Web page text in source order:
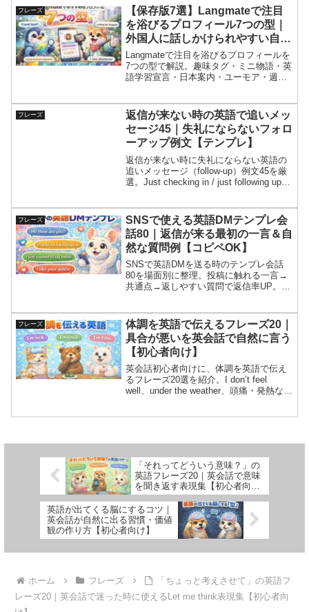
劇5本、会話を伸ばす質問、NG例、発音
（カタカナ＋アクセント）、1分音読つ
き。国際交流で返信が増える。
フレーズ
【保存版7選】Langmateで注目
を浴びるプロフィール7つの型｜
外国人に話しかけられやすい自己
紹介テンプレ
Langmateで注目を浴びるプロフィールを
7つの型で解説。趣味タグ・ミニ物語・英
語学習宣言・日本案内・ユーモア・週末
集、映画別会話劇4本で「話しかけやすい
自己紹介」の作り方がわかります。
フレーズ
返信が来ない時の英語で追いメッ
セージ45｜失礼にならないフォロ
ーアップ例文【テンプレ】
返信が来ない時に失礼にならない英語の
追いメッセージ（follow-up）例文45を厳
選。Just checking in / just following up /
げるコツ、会話劇、NG例、発音＆1分音
読つき。
フレーズ
SNSで使える英語DMテンプレ会
話80｜返信が来る最初の一言＆自
然な質問例【コピペOK】
SNSで英語DMを送る時のテンプレ会話
80を場面別に整理。投稿に触れる一言→
共通点→返しやすい質問で返信率UP。丁
き。国際交流で自然に会話を始めたい人
向け。
フレーズ
体調を英語で伝えるフレーズ20｜
具合が悪いを英会話で自然に言う
【初心者向け】
英会話初心者向けに、体調を英語で伝え
るフレーズ20選を紹介。I don’t feel
well、under the weather、頭痛・発熱など
「それってどういう意味？」の
英語フレーズ20｜英会話で意味
を聞き返す表現集【初心者向
け】
英語が出てくる脳にするコツ｜
英会話が自然に出る習慣・価値
観の作り方【初心者向け】
ホーム フレーズ
「ちょっと考えさせて」の英語フ
レーズ20｜英会話で迷った時に使えるLet me think表現集【初心者向